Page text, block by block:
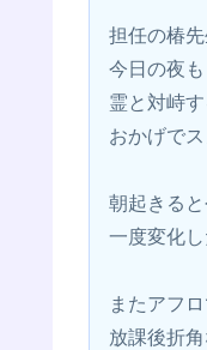
担任の椿
今日の夜も
霊と対峙
おかげで
朝起きると
一度変化し
またアフ
放課後折